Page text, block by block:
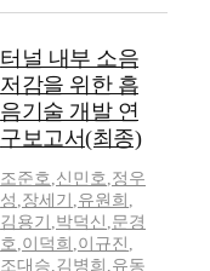
터널 내부 소음
저감을 위한 흡
음기술 개발 연
구보고서(최종)
조준호,신민호,정우
성 ,장세기 ,유원희 ,
김용기 ,박덕신 ,문경
호,이덕희 ,이규진 ,
조대승,김병희 ,유동